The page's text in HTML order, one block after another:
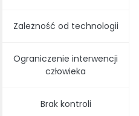
Zależność od technologii
Ograniczenie interwencji
człowieka
Brak kontroli